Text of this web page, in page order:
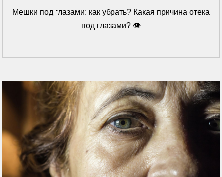
Мешки под глазами: как убрать? Какая причина отека
под глазами? 👁